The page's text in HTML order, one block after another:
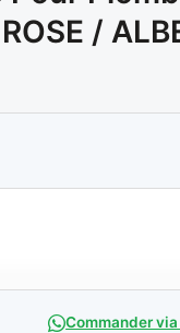
/
Multifonction
Commander